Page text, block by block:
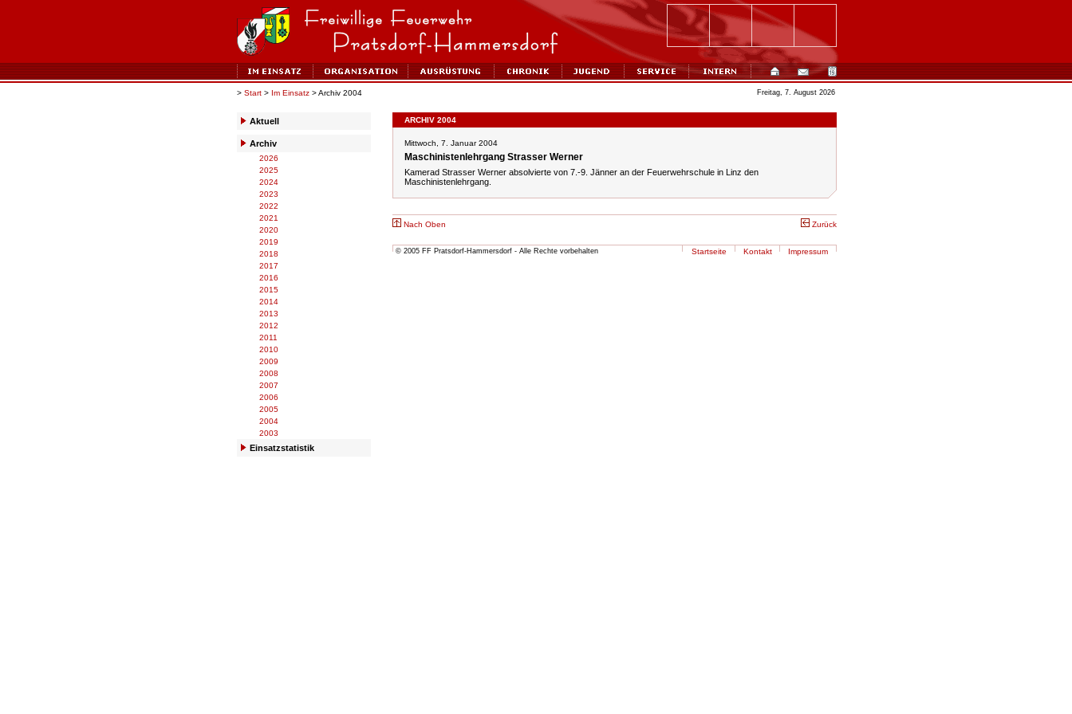
> Start > Im Einsatz > Archiv 2004 Freitag, 7. August 2026
Aktuell
Archiv
2026
2025
2024
2023
2022
2021
2020
2019
2018
2017
2016
2015
2014
2013
2012
2011
2010
2009
2008
2007
2006
2005
2004
2003
Einsatzstatistik
ARCHIV 2004
Mittwoch, 7. Januar 2004
Maschinistenlehrgang Strasser Werner
Kamerad Strasser Werner absolvierte von 7.-9. Jänner an der Feuerwehrschule in Linz den
Maschinistenlehrgang.
Nach Oben Zurück
© 2005 FF Pratsdorf-Hammersdorf - Alle Rechte vorbehalten Startseite Kontakt Impressum